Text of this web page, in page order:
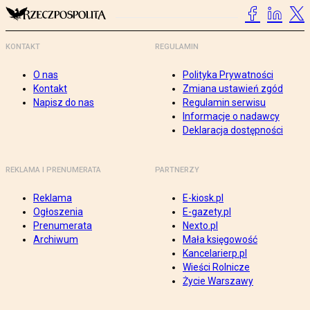
KONTAKT
O nas
Kontakt
Napisz do nas
REGULAMIN
Polityka Prywatności
Zmiana ustawień zgód
Regulamin serwisu
Informacje o nadawcy
Deklaracja dostępności
REKLAMA I PRENUMERATA
Reklama
Ogłoszenia
Prenumerata
Archiwum
PARTNERZY
E-kiosk.pl
E-gazety.pl
Nexto.pl
Mała księgowość
Kancelarierp.pl
Wieści Rolnicze
Życie Warszawy